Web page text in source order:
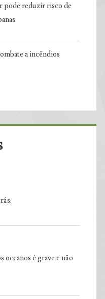
pode reduzir risco de
a incêndios
é grave e não